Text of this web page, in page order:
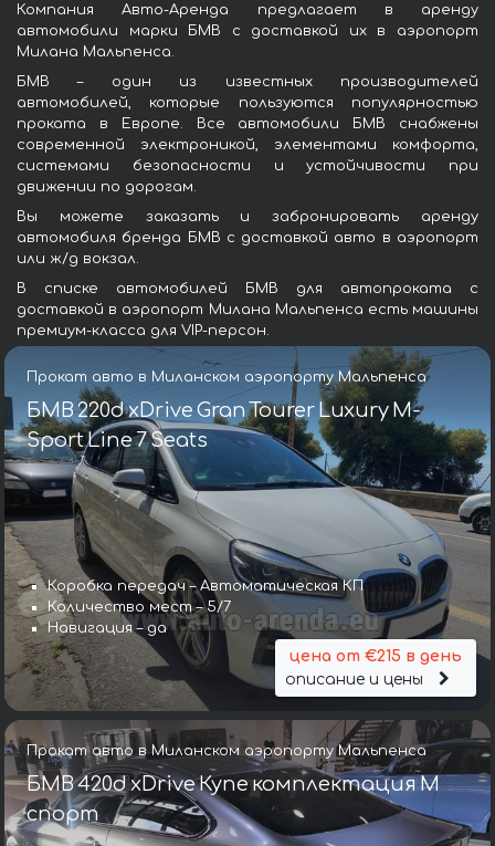
Компания Авто-Аренда предлагает в аренду
автомобили марки БМВ с доставкой их в аэропорт
Милана Мальпенса.
БМВ – один из известных производителей
автомобилей, которые пользуются популярностью
проката в Европе. Все автомобили БМВ снабжены
современной электроникой, элементами комфорта,
системами безопасности и устойчивости при
движении по дорогам.
Вы можете заказать и забронировать аренду
автомобиля бренда БМВ с доставкой авто в аэропорт
или ж/д вокзал.
В списке автомобилей БМВ для автопроката с
доставкой в аэропорт Милана Мальпенса есть машины
премиум-класса для VIP-персон.
Прокат авто в Миланском аэропорту Мальпенса
БМВ 220d xDrive Gran Tourer Luxury M-
Sport Line 7 Seats
Коробка передач – Автоматическая КП
Количество мест – 5/7
Навигация – да
цена от €215 в день
описание и цены
Прокат авто в Миланском аэропорту Мальпенса
БМВ 420d xDrive Купе комплектация М
спорт